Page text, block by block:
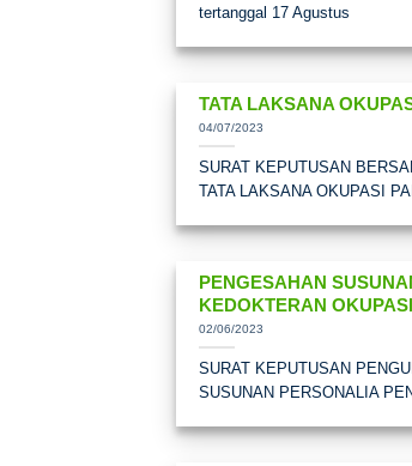
tertanggal 17 Agustus
TATA LAKSANA
04/07/2023
SURAT KEPUTUSAN
TATA LAKSANA OKUPASI
PENGESAHAN
KEDOKTERAN
02/06/2023
SURAT KEPUTUSAN
SUSUNAN PERSONALIA